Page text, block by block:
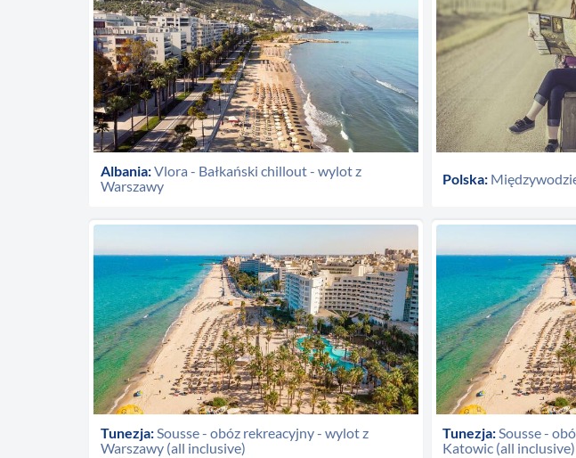
Albania:Vlora - Bałkański chillout - wylot z
Warszawy
Polska:
Tunezja:Sousse - obóz rekreacyjny - wylot z
Warszawy (all inclusive)
Tunezja:Sousse -
Katowic (all inclusive)